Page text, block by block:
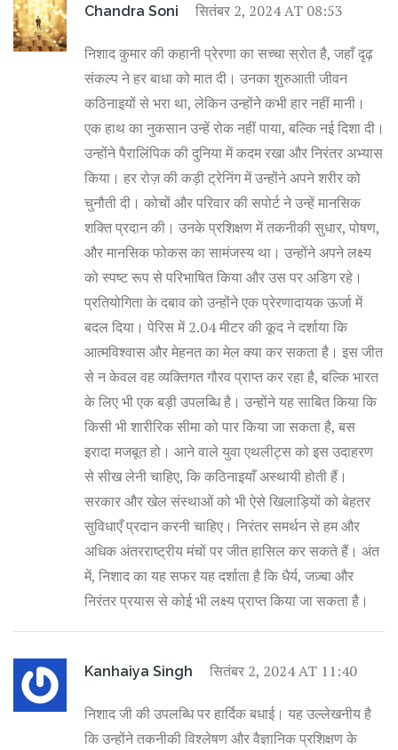
Chandra Soni सितंबर 2, 2024 AT 08:53
निशाद कुमार की कहानी प्रेरणा का सच्चा स्रोत है, जहाँ दृढ़
संकल्प ने हर बाधा को मात दी। उनका शुरुआती जीवन
कठिनाइयों से भरा था, लेकिन उन्होंने कभी हार नहीं मानी।
एक हाथ का नुकसान उन्हें रोक नहीं पाया, बल्कि नई दिशा दी।
उन्होंने पैरालिंपिक की दुनिया में कदम रखा और निरंतर अभ्यास
किया। हर रोज़ की कड़ी ट्रेनिंग में उन्होंने अपने शरीर को
चुनौती दी। कोचों और परिवार की सपोर्ट ने उन्हें मानसिक
शक्ति प्रदान की। उनके प्रशिक्षण में तकनीकी सुधार, पोषण,
और मानसिक फोकस का सामंजस्य था। उन्होंने अपने लक्ष्य
को स्पष्ट रूप से परिभाषित किया और उस पर अडिग रहे।
प्रतियोगिता के दबाव को उन्होंने एक प्रेरणादायक ऊर्जा में
बदल दिया। पेरिस में 2.04 मीटर की कूद ने दर्शाया कि
आत्मविश्वास और मेहनत का मेल क्या कर सकता है। इस जीत
से न केवल वह व्यक्तिगत गौरव प्राप्त कर रहा है, बल्कि भारत
के लिए भी एक बड़ी उपलब्धि है। उन्होंने यह साबित किया कि
किसी भी शारीरिक सीमा को पार किया जा सकता है, बस
इरादा मजबूत हो। आने वाले युवा एथलीट्स को इस उदाहरण
से सीख लेनी चाहिए, कि कठिनाइयाँ अस्थायी होती हैं।
सरकार और खेल संस्थाओं को भी ऐसे खिलाड़ियों को बेहतर
सुविधाएँ प्रदान करनी चाहिए। निरंतर समर्थन से हम और
अधिक अंतरराष्ट्रीय मंचों पर जीत हासिल कर सकते हैं। अंत
में, निशाद का यह सफर यह दर्शाता है कि धैर्य, जज़्बा और
निरंतर प्रयास से कोई भी लक्ष्य प्राप्त किया जा सकता है।
Kanhaiya Singh सितंबर 2, 2024 AT 11:40
निशाद जी की उपलब्धि पर हार्दिक बधाई। यह उल्लेखनीय है
कि उन्होंने तकनीकी विश्लेषण और वैज्ञानिक प्रशिक्षण के